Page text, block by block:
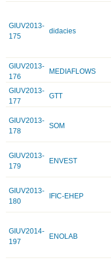
GIUV2013-
175
didacies
GIUV2013-
176
MEDIAFLOWS
GIUV2013-
177
GTT
GIUV2013-
178
SOM
GIUV2013-
179
ENVEST
GIUV2013-
180
IFIC-EHEP
GIUV2014-
197
ENOLAB